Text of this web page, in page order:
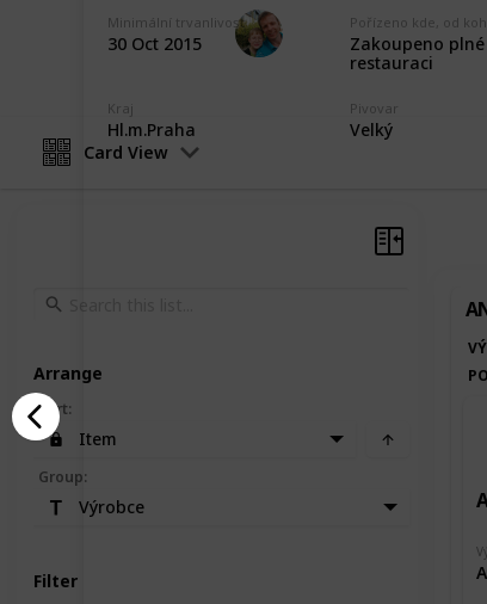
Minimální trvanlivost
30 Oct 2015
Pořízeno kde, od
Zakoupeno
restauraci
Kraj
Hl.m.Praha
Pivovar
Velký
Marek Ranš
5th February 2020
Card View
Arrange
Sort:
Item
Group:
Výrobce
Filter